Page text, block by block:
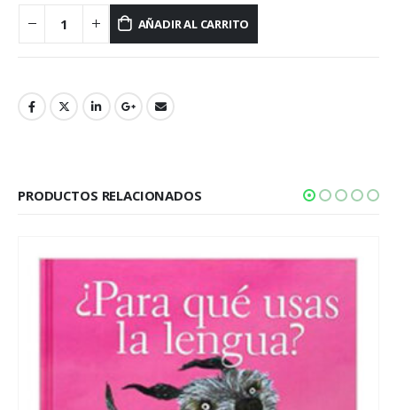
AÑADIR AL CARRITO
PRODUCTOS RELACIONADOS